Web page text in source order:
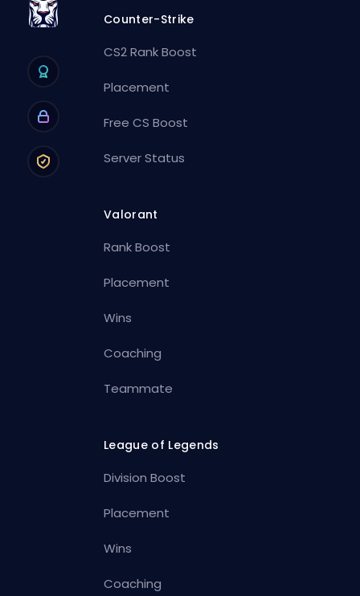
Counter-Strike
CS2 Rank Boost
Placement
Free CS Boost
Server Status
Valorant
Rank Boost
Placement
Wins
Coaching
Teammate
League of Legends
Division Boost
Placement
Wins
Coaching